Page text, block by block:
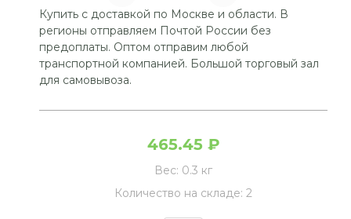
Купить с доставкой по Москве и области. В
регионы отправляем Почтой России без
предоплаты. Оптом отправим любой
транспортной компанией. Большой торговый зал
для самовывоза.
465.45 ₽
Вес: 0.3 кг
Количество на складе: 2